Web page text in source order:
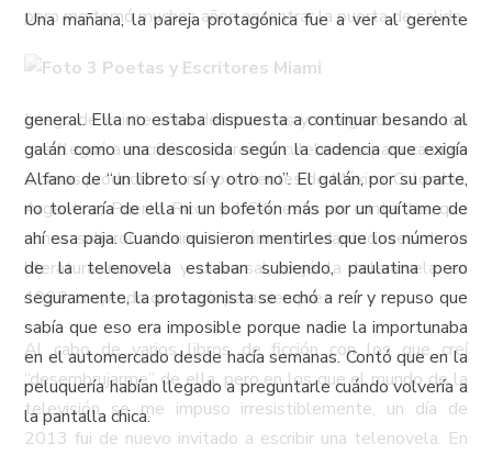
pero me tomó muchos años encontrar la puerta de salida.
Luego de veinte años de renuncias y reenganches, en los
que llegué a escribir unos treinta culebrones para canales
o casas productoras independientes de México, Colombia,
Argentina, Puerto Rico y USA, esto sin contar las que
nunca salieron al aire e innúmeras adaptaciones de la
literatura nacional y universal, dejé la telenovela en
1993, creyendo que sería para siempre.
Al cabo de varios libros de ficción con los que creí
“desembrujarme” de ella, pero en los que el mundo de la
televisión se me impuso irresistiblemente, un día de
2013 fui de nuevo invitado a escribir una telenovela. En
Una mañana, la pareja protagónica fue a ver al gerente
general. Ella no estaba dispuesta a continuar besando al
galán como una descosida según la cadencia que exigía
Alfano de “un libreto sí y otro no”. El galán, por su parte,
no toleraría de ella ni un bofetón más por un quítame de
ahí esa paja. Cuando quisieron mentirles que los números
de la telenovela estaban subiendo, paulatina pero
seguramente, la protagonista se echó a reír y repuso que
sabía que eso era imposible porque nadie la importunaba
en el automercado desde hacía semanas. Contó que en la
peluquería habían llegado a preguntarle cuándo volvería a
la pantalla chica.